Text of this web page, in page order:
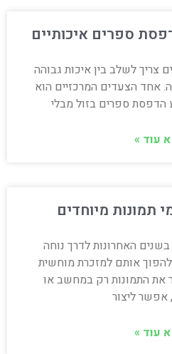
ספרים איכותיים
לשלב בין איכות גבוהה
אחד הצעדים המרכזיים הוא
הדפסת ספרים בזול מבלי
עוד »
תמונות מיוחדים
האחרונות לדרך נוחה
אותם למזכרת מוחשית
את התמונות רק במחשב או
אפשר ליצור
עוד »